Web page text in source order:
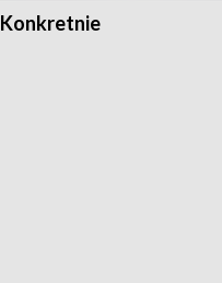
Konkretnie